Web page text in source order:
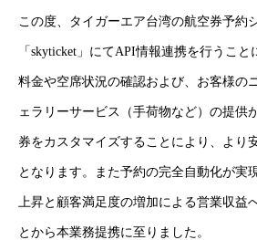
この度、タイガーエア台湾の航空券予約
「skyticket」にてAPI情報連携を行うこ
料金や空席状況の確認および、お客様の
ェラリーサービス（手荷物など）の提供
券をカスタマイズすることにより、より
となります。また予約の完全自動化が実
上昇と顧客満足度の増加による営業収益
とから本業務提携に至りました。